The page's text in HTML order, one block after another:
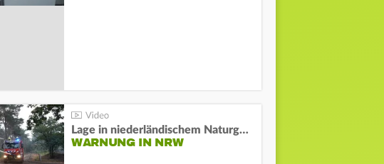
Lage in niederländischem Naturgebiet stabil
WARNUNG IN NRW